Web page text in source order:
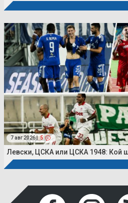
7 авг 2026 | 5
Левски, ЦСКА или ЦСКА 1948: Кой